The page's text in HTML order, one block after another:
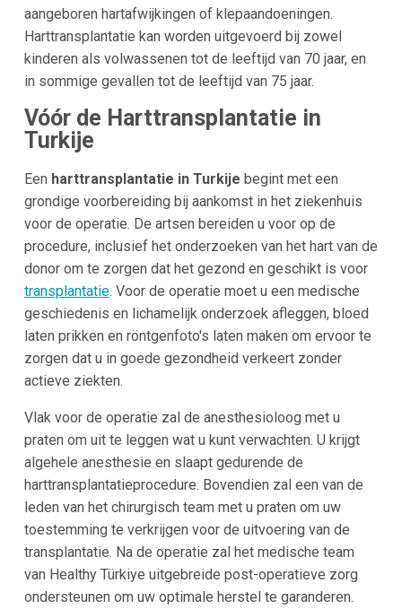
aangeboren hartafwijkingen of klepaandoeningen.
Harttransplantatie kan worden uitgevoerd bij zowel
kinderen als volwassenen tot de leeftijd van 70 jaar, en
in sommige gevallen tot de leeftijd van 75 jaar.
Vóór de Harttransplantatie in
Turkije
Een harttransplantatie in Turkije begint met een
grondige voorbereiding bij aankomst in het ziekenhuis
voor de operatie. De artsen bereiden u voor op de
procedure, inclusief het onderzoeken van het hart van de
donor om te zorgen dat het gezond en geschikt is voor
transplantatie. Voor de operatie moet u een medische
geschiedenis en lichamelijk onderzoek afleggen, bloed
laten prikken en röntgenfoto's laten maken om ervoor te
zorgen dat u in goede gezondheid verkeert zonder
actieve ziekten.
Vlak voor de operatie zal de anesthesioloog met u
praten om uit te leggen wat u kunt verwachten. U krijgt
algehele anesthesie en slaapt gedurende de
harttransplantatieprocedure. Bovendien zal een van de
leden van het chirurgisch team met u praten om uw
toestemming te verkrijgen voor de uitvoering van de
transplantatie. Na de operatie zal het medische team
van Healthy Türkiye uitgebreide post-operatieve zorg
ondersteunen om uw optimale herstel te garanderen.